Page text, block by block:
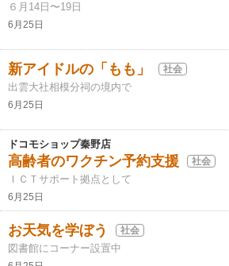
６月14日〜19日
6月25日
新アイドルの「もも」 社会
出雲大社相模分祠の境内で
6月25日
ドコモショップ秦野店
高齢者のワクチン予約支援 社会
ＩＣＴサポート拠点として
6月25日
お天気を学ぼう 社会
図書館にコーナー設置中